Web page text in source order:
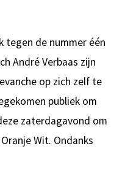
tegen de nummer één
André Verbaas zijn
op zich zelf te
publiek om
zaterdagavond om
Wit. Ondanks